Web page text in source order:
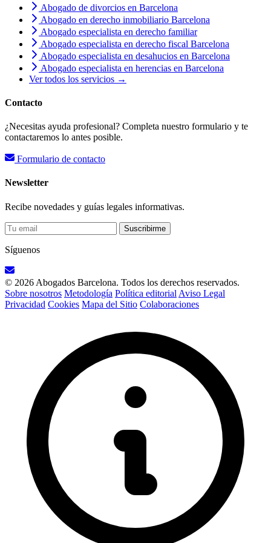
Abogado de divorcios en Barcelona
Abogado en derecho inmobiliario Barcelona
Abogado especialista en derecho familiar
Abogado especialista en derecho fiscal Barcelona
Abogado especialista en desahucios en Barcelona
Abogado especialista en herencias en Barcelona
Ver todos los servicios →
Contacto
¿Necesitas ayuda profesional? Completa nuestro formulario y te
contactaremos lo antes posible.
Formulario de contacto
Newsletter
Recibe novedades y guías legales informativas.
Suscribirme
Síguenos
© 2026 Abogados Barcelona. Todos los derechos reservados.
Sobre nosotros Metodología Política editorial Aviso Legal
Privacidad Cookies Mapa del Sitio Colaboraciones